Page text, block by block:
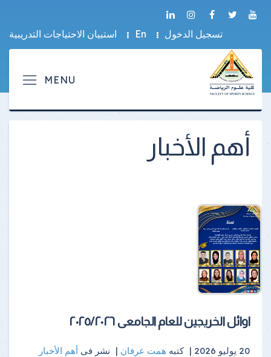
تسجيل الدخول En استبيان الاحتياجات التدريبية
أهم الأخبار
اوائل الخريجين للعام الجامعى ٢٠٢٥/٢٠٢٦
20 يوليو 2026 | كتبه همت عرفان | نشر فى أهم الأخبار